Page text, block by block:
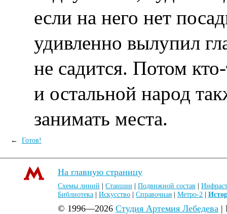
если на него нет
удивленно вылупил
не садится. Потом
и остальной народ
занимать места.
← Готов!
На главную страницу
Схемы линий Станции Подвижной состав
Библиотека
Искусство Справочная Метро-2
© 1996—2026 Студия Артемия Лебедева |